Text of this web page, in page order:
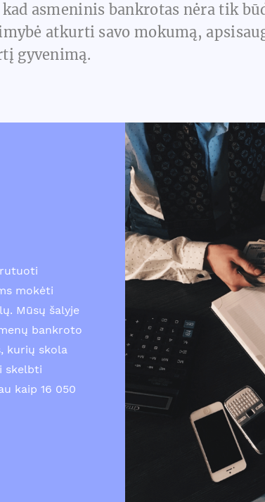
asmeninis bankrotas nėra tik
atkurti savo mokumą,
gyvenimą.
mokėti
Mūsų šalyje
bankroto
kurių skola
skelbti
kaip 16 050